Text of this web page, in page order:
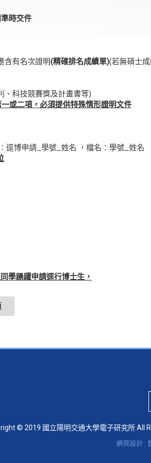
時交件
有名次證明(精確排名成績單)(若無碩士
科技競賽獎及計畫書等)
或二項，必須提供特殊情形證明文件
逕博申請_學號_姓名 ，檔名：學號_姓名
學踴躍申請逕行博士生，
© 2019 國立陽明交通大學電子研究所 All
網頁設計 :